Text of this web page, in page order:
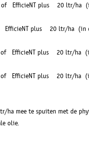
EfficieNT plus 20 ltr/ha
EfficieNT plus 20 ltr/ha (in
EfficieNT plus 20 ltr/ha
EfficieNT plus 20 ltr/ha
ha mee te spuiten met de
olie.